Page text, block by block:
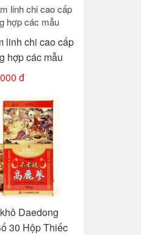
linh chi cao cấp
hợp các mẫu
đ
Daedong
30 Hộp Thiếc